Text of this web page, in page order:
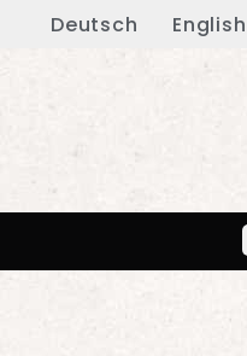
Deutsch English